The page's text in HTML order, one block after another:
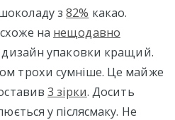
з82% какао.
на нещодавно
дизайн упаковки кращий.
трохи сумніше. Це майже
3 зірки. Досить
у післясмаку. Не